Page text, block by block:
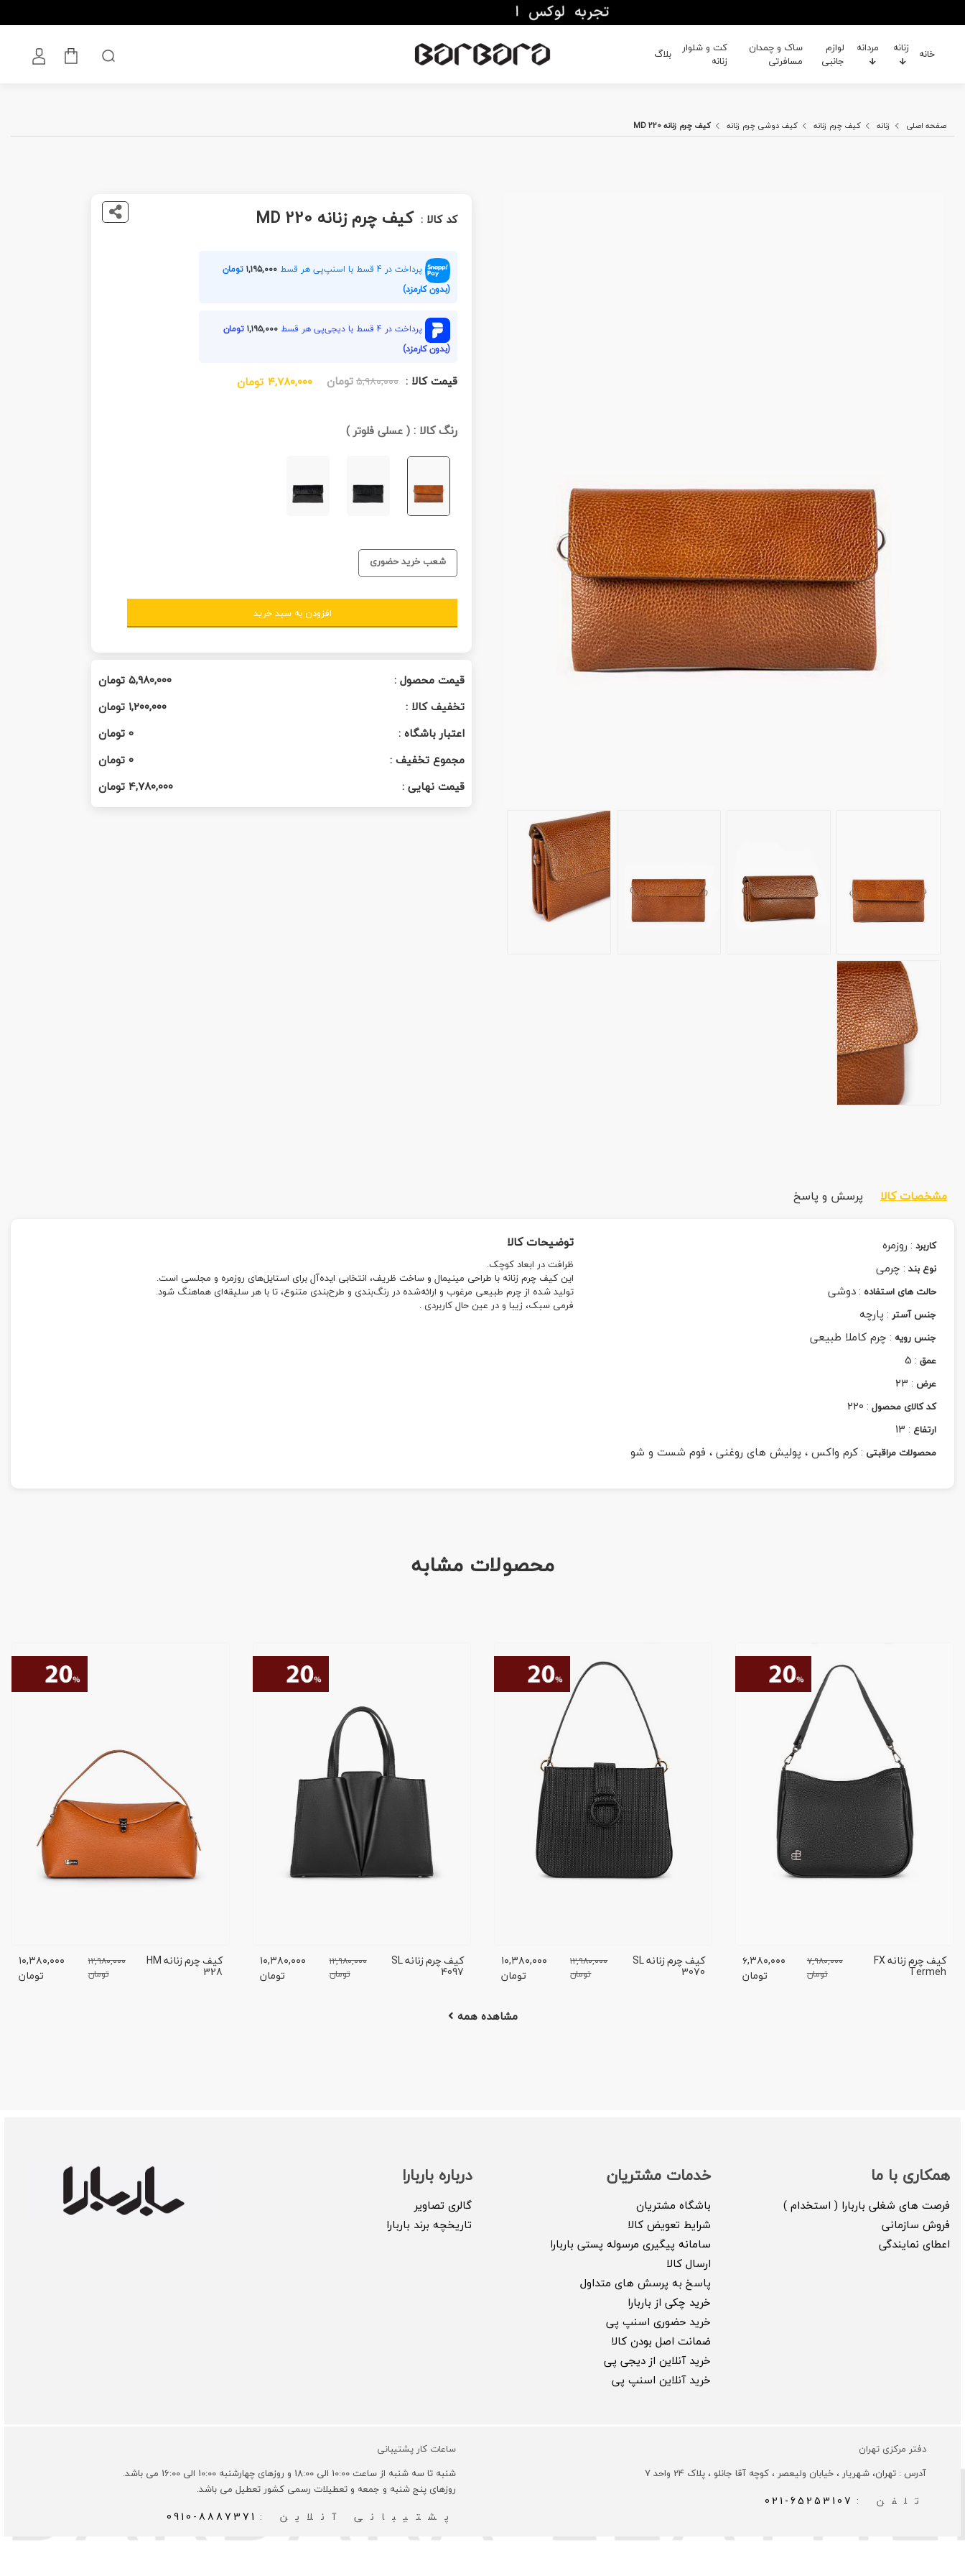
خانه زنانه مردانه
لوازم
جانبی
ساک و چمدان
مسافرتی
کت و شلوار
زنانه
بلاگ
صفحه اصلی زنانه کیف چرم زنانه کیف دوشی چرم زنانه کیف چرم زنانه MD 220
کد کالا : کیف چرم زنانه MD 220
پرداخت در 4 قسط با اسنپ‌پی هر قسط ۱,۱۹۵,۰۰۰تومان
(بدون کارمزد)
پرداخت در 4 قسط با دیجی‌پی هر قسط ۱,۱۹۵,۰۰۰تومان
(بدون کارمزد)
قیمت کالا : ۵,۹۸۰,۰۰۰تومان ۴,۷۸۰,۰۰۰ تومان
رنگ کالا :(عسلی فلوتر )
شعب خرید حضوری
افزودن به سبد خرید
قیمت محصول : ۵,۹۸۰,۰۰۰تومان
تخفیف کالا :
۱,۲۰۰,۰۰۰ تومان
اعتبار باشگاه :
0تومان
مجموع تخفیف :
0تومان
قیمت نهایی :
۴,۷۸۰,۰۰۰تومان
مشخصات کالا پرسش و پاسخ
کاربرد :روزمره
نوع بند :چرمی
حالت های استفاده :دوشی
جنس آستر :پارچه
جنس رویه :چرم کاملا طبیعی
عمق :
5
عرض :
23
کد کالای محصول :
220
ارتفاع :
13
محصولات مراقبتی :کرم واکس ، پولیش های روغنی ، فوم شست و شو
توضیحات کالا
ظرافت در ابعاد کوچک.
این کیف چرم زنانه با طراحی مینیمال و ساخت ظریف، انتخابی ایده‌آل برای استایل‌های روزمره و مجلسی است.
تولید شده از چرم طبیعی مرغوب و ارائه‌شده در رنگ‌بندی و طرح‌بندی متنوع، تا با هر سلیقه‌ای هماهنگ شود.
فرمی سبک، زیبا و در عین حال کاربردی .
محصولات مشابه
کیف چرم زنانه FX
Termeh
۷,۹۸۰,۰۰۰
تومان
۶,۳۸۰,۰۰۰
تومان
کیف چرم زنانه SL
3070
۱۲,۹۸۰,۰۰۰
تومان
۱۰,۳۸۰,۰۰۰
تومان
کیف چرم زنانه SL
4097
۱۲,۹۸۰,۰۰۰
تومان
۱۰,۳۸۰,۰۰۰
تومان
کیف چرم زنانه HM
328
۱۲,۹۸۰,۰۰۰
تومان
۱۰,۳۸۰,۰۰۰
تومان
مشاهده همه
همکاری با ما
فرصت های شغلی باربارا ( استخدام )
فروش سازمانی
اعطای نمایندگی
خدمات مشتریان
باشگاه مشتریان
شرایط تعویض کالا
سامانه پیگیری مرسوله پستی باربارا
ارسال کالا
پاسخ به پرسش های متداول
خرید چکی از باربارا
خرید حضوری اسنپ پی
ضمانت اصل بودن کالا
خرید آنلاین از دیجی پی
خرید آنلاین اسنپ پی
درباره باربارا
گالری تصاویر
تاریخچه برند باربارا
دفتر مرکزی تهران
آدرس : تهران، شهریار ، خیابان ولیعصر ، کوچه آقا جانلو ، پلاک 24 واحد 7
تلفن : 021-65253107
ساعات کار پشتیبانی
شنبه تا سه شنبه از ساعت 10:00 الی 18:00 و روزهای چهارشنبه 10:00 الی 16:00 می باشد.
روزهای پنج شنبه و جمعه و تعطیلات رسمی کشور تعطیل می باشد.
پشتیبانی آنلاین : 0910-8887371